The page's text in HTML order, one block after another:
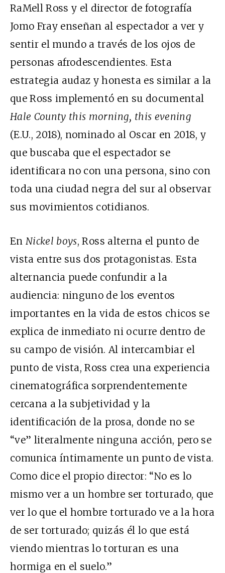
RaMell Ross y el director de fotografía
Jomo Fray enseñan al espectador a ver y
sentir el mundo a través de los ojos de
personas afrodescendientes. Esta
estrategia audaz y honesta es similar a la
que Ross implementó en su documental
Hale County this morning, this evening
(E.U., 2018), nominado al Oscar en 2018, y
que buscaba que el espectador se
identificara no con una persona, sino con
toda una ciudad negra del sur al observar
sus movimientos cotidianos.
EnNickel boys, Ross alterna el punto de
vista entre sus dos protagonistas. Esta
alternancia puede confundir a la
audiencia: ninguno de los eventos
importantes en la vida de estos chicos se
explica de inmediato ni ocurre dentro de
su campo de visión. Al intercambiar el
punto de vista, Ross crea una experiencia
cinematográfica sorprendentemente
cercana a la subjetividad y la
identificación de la prosa, donde no se
“ve” literalmente ninguna acción, pero se
comunica íntimamente un punto de vista.
Como dice el propio director: “No es lo
mismo ver a un hombre ser torturado, que
ver lo que el hombre torturado ve a la hora
de ser torturado; quizás él lo que está
viendo mientras lo torturan es una
hormiga en el suelo.”